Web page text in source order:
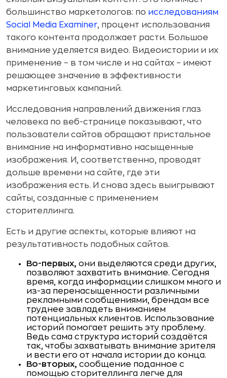
большинство маркетологов: по исследованиям
Social Media Examiner, процент использования
такого контента продолжает расти. Большое
внимание уделяется видео. Видеоистории и их
применение – в том числе и на сайтах – имеют
решающее значение в эффективности
маркетинговых кампаний.
Исследования направлений движения глаз
человека по веб-странице показывают, что
пользователи сайтов обращают пристальное
внимание на информативно насыщенные
изображения. И, соответственно, проводят
дольше времени на сайте, где эти
изображения есть. И снова здесь выигрывают
сайты, созданные с применением
сторителлинга.
Есть и другие аспекты, которые влияют на
результативность подобных сайтов.
Во-первых, они выделяются среди других,
позволяют захватить внимание. Сегодня
время, когда информации слишком много и
из-за перенасыщенности различными
рекламными сообщениями, брендам все
труднее завладеть вниманием
потенциальных клиентов. Использование
историй помогает решить эту проблему.
Ведь сама структура историй создаётся
так, чтобы захватывать внимание зрителя
и вести его от начала истории до конца.
Во-вторых, сообщение поданное с
помощью сторителлинга легче для